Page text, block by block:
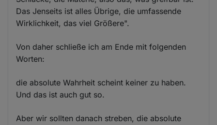
Das Jenseits ist alles Übrige, die umfassende
Wirklichkeit, das viel Größere".
Von daher schließe ich am Ende mit folgenden
Worten:
die absolute Wahrheit scheint keiner zu haben.
Und das ist auch gut so.
Aber wir sollten danach streben, die absolute